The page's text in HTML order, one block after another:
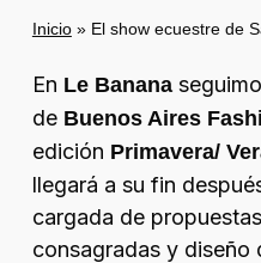
Inicio» El show ecuestre de
En Le Banana
de Buenos Aires
edición Primavera/
llegará a su fin
cargada de
consagradas y diseño